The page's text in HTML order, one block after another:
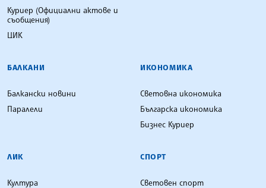
Куриер (Официални актове и
съобщения)
ЦИК
БАЛКАНИ
Балкански новини
Паралели
ИКОНОМИКА
Световна икономика
Българска икономика
Бизнес Куриер
ЛИК
Култура
СПОРТ
Световен спорт